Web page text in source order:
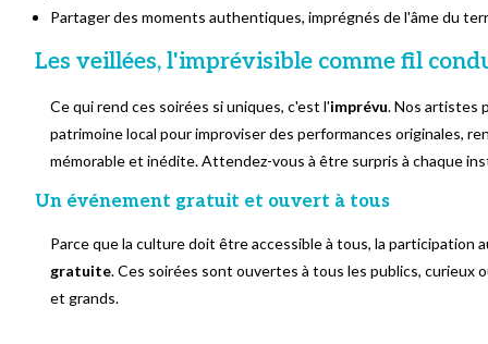
Partager des moments authentiques, imprégnés de l'âme du
Les veillées, l'imprévisible comme fil
Ce qui rend ces soirées si uniques, c'est l'imprévu. Nos artistes
patrimoine local pour improviser des performances originales,
mémorable et inédite. Attendez-vous à être surpris à chaque
Un événement gratuit et ouvert à tous
Parce que la culture doit être accessible à tous, la participation
gratuite. Ces soirées sont ouvertes à tous les publics, curieux
et grands.